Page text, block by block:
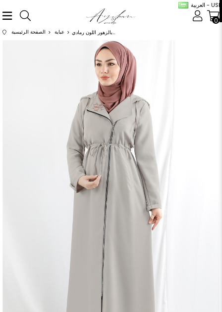
العربية - USD
0
الصفحة الرئيسية عباية عباية منقشة بالزهور اللون رمادي